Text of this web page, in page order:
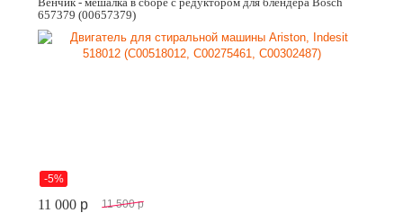
657379 (00657379)
-5%
11 000 p 11 500 p